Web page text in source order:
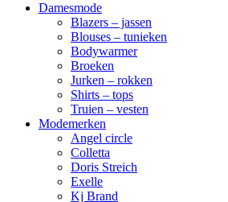
Damesmode
Blazers – jassen
Blouses – tunieken
Bodywarmer
Broeken
Jurken – rokken
Shirts – tops
Truien – vesten
Modemerken
Angel circle
Colletta
Doris Streich
Exelle
Kj Brand